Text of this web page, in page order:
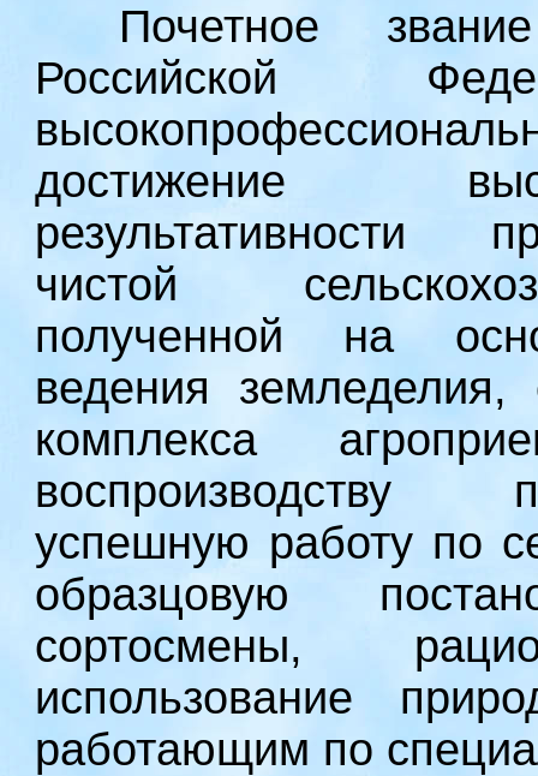
Почетное
Российской
достижение
результативности
чистой
полученной на
ведения земледелия,
комплекса
воспроизводству
успешную работу по
образцовую
сортосмены,
использование
работающим по